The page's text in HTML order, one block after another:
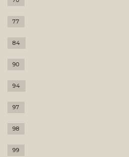
77
84
90
94
97
98
99